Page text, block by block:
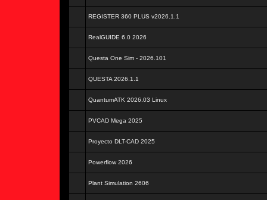
REGISTER 360 PLUS v2026.1.1
RealGUIDE 6.0 2026
Questa One Sim - 2026.101
QUESTA 2026.1.1
QuantumATK 2026.03 Linux
PVCAD Mega 2025
Proyecto DLT-CAD 2025
Powerflow 2026
Plant Simulation 2606